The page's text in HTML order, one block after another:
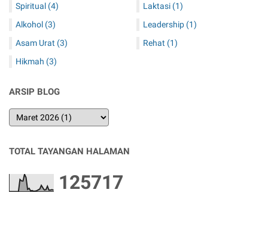
Spiritual (4)
Alkohol (3)
Asam Urat (3)
Hikmah (3)
Laktasi (1)
Leadership (1)
Rehat (1)
ARSIP BLOG
TOTAL TAYANGAN HALAMAN
125717